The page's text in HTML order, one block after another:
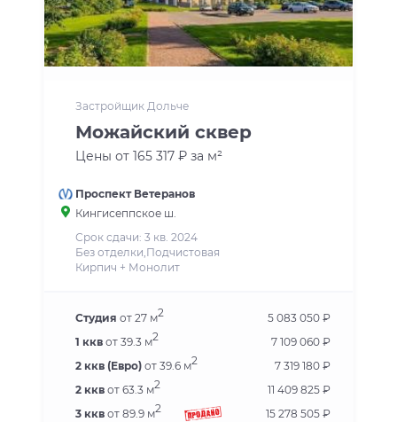
Застройщик Дольче
Можайский сквер
Цены от 165 317 ₽ за м²
Проспект Ветеранов
Кингисеппское ш.
Срок сдачи: 3 кв. 2024
Без отделки,Подчистовая
Кирпич + Монолит
Студия от 27 м2
5 083 050 ₽
1 ккв от 39.3 м2
7 109 060 ₽
2 ккв (Евро) от 39.6 м2
7 319 180 ₽
2 ккв от 63.3 м2
11 409 825 ₽
3 ккв от 89.9 м2
15 278 505 ₽